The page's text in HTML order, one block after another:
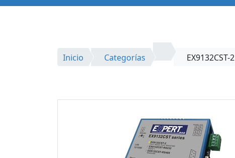
Inicio Categorías EX9132CST-2